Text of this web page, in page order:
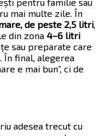
mai multe zile. În
de peste 2,5 litri,
din zona 4–6 litri
sau preparate care
În final, alegerea
e mai bun”, ci de
adesea trecut cu